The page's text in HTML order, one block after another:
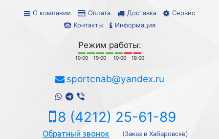
О компании Оплата Доставка
Сервис
Контакты
Информация
Режим работы:
10:00 - 19:00 10:00 - 18:00
sportcnab@yandex.ru
8 (4212) 25-61-89
Обратный звонок (Заказ в Хабаровске)